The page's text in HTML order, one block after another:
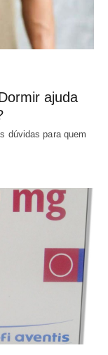
ajuda
dúvidas para quem